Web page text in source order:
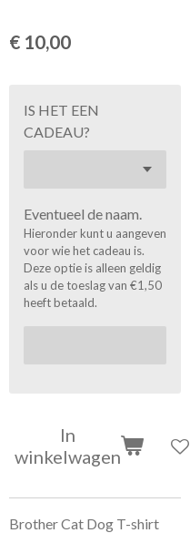
€ 10,00
IS HET EEN
CADEAU?
Eventueel de naam.
Hieronder kunt u aangeven
voor wie het cadeau is.
Deze optie is alleen geldig
als u de toeslag van €1,50
heeft betaald.
In
winkelwagen
Brother Cat Dog T-shirt